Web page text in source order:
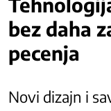
bez daha
pecenja
Novi dizajn i